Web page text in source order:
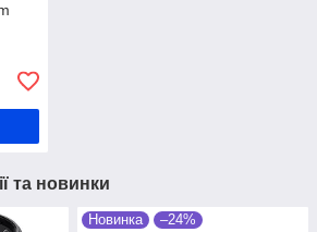
та новинки
Новинка –24%